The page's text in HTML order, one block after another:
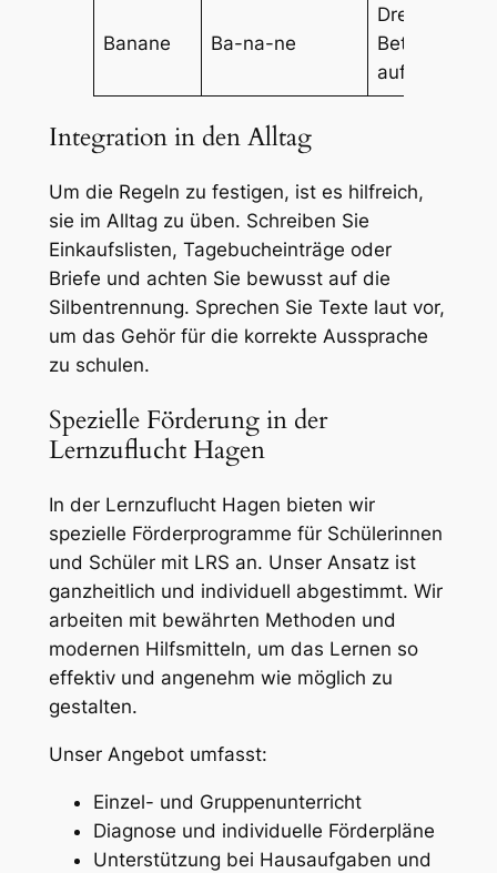
Banane Ba-na-ne
Dreisilbig,
Betonung
auf „na“
Integration in den Alltag
Um die Regeln zu festigen, ist es hilfreich,
sie im Alltag zu üben. Schreiben Sie
Einkaufslisten, Tagebucheinträge oder
Briefe und achten Sie bewusst auf die
Silbentrennung. Sprechen Sie Texte laut vor,
um das Gehör für die korrekte Aussprache
zu schulen.
Spezielle Förderung in der
Lernzuflucht Hagen
In der Lernzuflucht Hagen bieten wir
spezielle Förderprogramme für Schülerinnen
und Schüler mit LRS an. Unser Ansatz ist
ganzheitlich und individuell abgestimmt. Wir
arbeiten mit bewährten Methoden und
modernen Hilfsmitteln, um das Lernen so
effektiv und angenehm wie möglich zu
gestalten.
Unser Angebot umfasst:
Einzel- und Gruppenunterricht
Diagnose und individuelle Förderpläne
Unterstützung bei Hausaufgaben und